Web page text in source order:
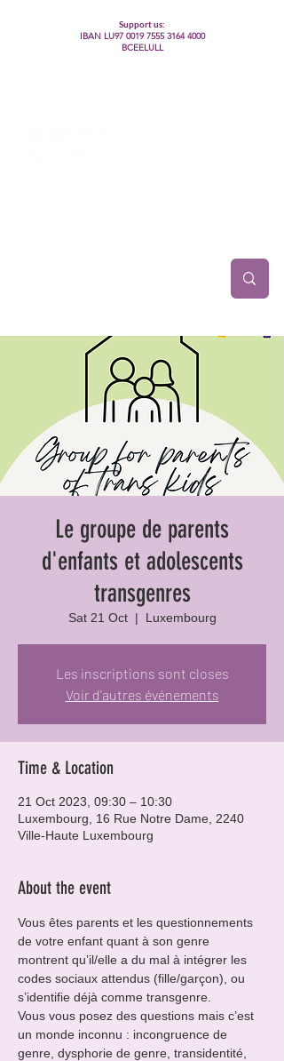
Support us:
IBAN LU97 0019 7555 3164 4000
BCEELULL
Le groupe de parents
d'enfants et adolescents
transgenres
Sat 21 Oct
  |
Luxembourg
Les inscriptions sont closes
Voir d'autres événements
Time & Location
21 Oct 2023, 09:30 – 10:30
Luxembourg, 16 Rue Notre Dame, 2240
Ville-Haute Luxembourg
About the event
Vous êtes parents et les questionnements
de votre enfant quant à son genre
montrent qu’il/elle a du mal à intégrer les
codes sociaux attendus (fille/garçon), ou
s’identifie déjà comme transgenre.
Vous vous posez des questions mais c’est
un monde inconnu : incongruence de
genre, dysphorie de genre, transidentité,